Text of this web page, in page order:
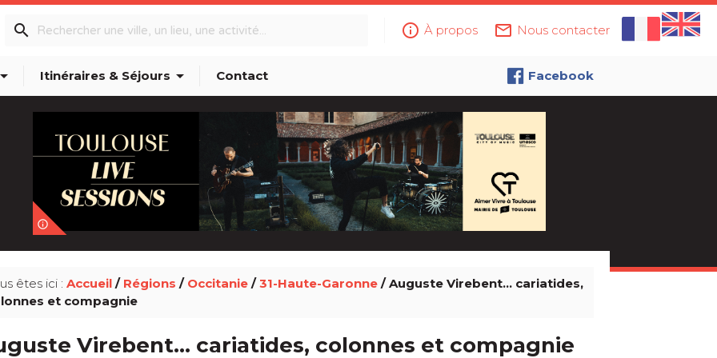
info_outline À propos mail_outline Nous contacter
search
arrow_drop_down Itinéraires & Séjours arrow_drop_down Contact Facebook
info_outline
êtes ici : Accueil/ Régions / Occitanie/ 31-Haute-Garonne/ Auguste Virebent… cariatides,
et compagnie
Virebent… cariatides, colonnes et compagnie